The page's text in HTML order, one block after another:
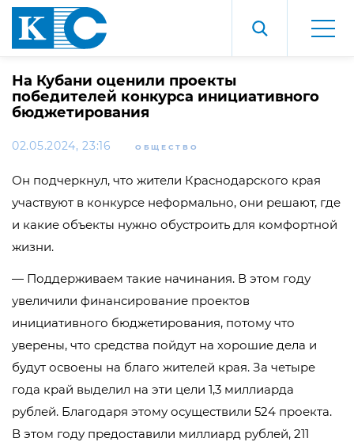
На Кубани оценили проекты
победителей конкурса инициативного
бюджетирования
02.05.2024, 23:16 ОБЩЕСТВО
Он подчеркнул, что жители Краснодарского края
участвуют в конкурсе неформально, они решают, где
и какие объекты нужно обустроить для комфортной
жизни.
— Поддерживаем такие начинания. В этом году
увеличили финансирование проектов
инициативного бюджетирования, потому что
уверены, что средства пойдут на хорошие дела и
будут освоены на благо жителей края. За четыре
года край выделил на эти цели 1,3 миллиарда
рублей. Благодаря этому осуществили 524 проекта.
В этом году предоставили миллиард рублей, 211